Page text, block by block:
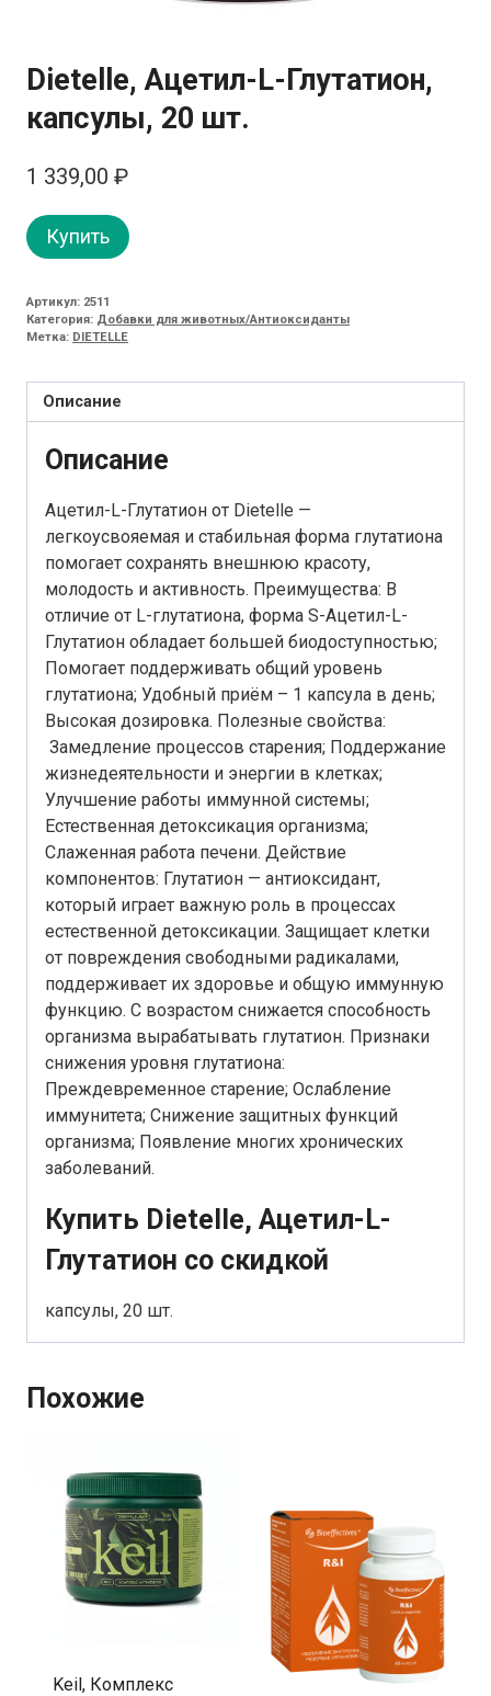
Dietelle, Ацетил-L-Глутатион,
капсулы, 20 шт.
1 339,00 ₽
Купить
Артикул: 2511
Категория: Добавки для животных/Антиоксиданты
Метка: DIETELLE
Описание
Описание
Ацетил-L-Глутатион от Dietelle —
легкоусвояемая и стабильная форма глутатиона
помогает сохранять внешнюю красоту,
молодость и активность. Преимущества: В
отличие от L-глутатиона, форма S-Ацетил-L-
Глутатион обладает большей биодоступностью;
Помогает поддерживать общий уровень
глутатиона; Удобный приём – 1 капсула в день;
Высокая дозировка. Полезные свойства:
Замедление процессов старения; Поддержание
жизнедеятельности и энергии в клетках;
Улучшение работы иммунной системы;
Естественная детоксикация организма;
Слаженная работа печени. Действие
компонентов: Глутатион — антиоксидант,
который играет важную роль в процессах
естественной детоксикации. Защищает клетки
от повреждения свободными радикалами,
поддерживает их здоровье и общую иммунную
функцию. С возрастом снижается способность
организма вырабатывать глутатион. Признаки
снижения уровня глутатиона:
Преждевременное старение; Ослабление
иммунитета; Снижение защитных функций
организма; Появление многих хронических
заболеваний.
Купить Dietelle, Ацетил-L-
Глутатион со скидкой
капсулы, 20 шт.
Похожие
Keil, Комплекс